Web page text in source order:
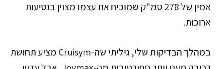
אמין של 278 סמ"ק שמוכיח את עצמו מצוין בנסיעות
ארוכות.
במהלך הבדיקות שלי, גיליתי שה-Cruisym מציע תחושת